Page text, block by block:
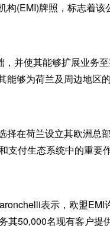
(EMI)牌照，标志着该
并使其能够扩展业务
能够为荷兰及周边地区
择在荷兰设立其欧洲总
支付生态系统中的重要
表示，欧盟EMI
50,000名现有客户提